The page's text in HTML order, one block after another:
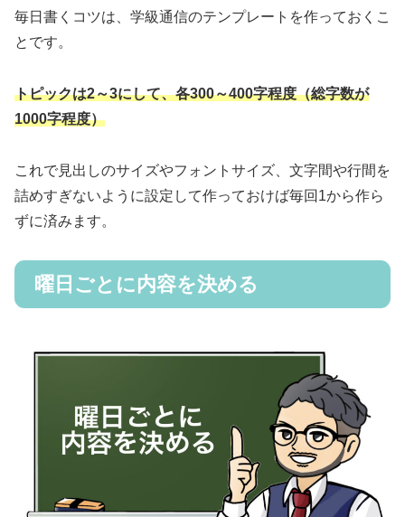
毎日書くコツは、学級通信のテンプレートを作っておくこ
とです。
トピックは2～3にして、各300～400字程度（総字数が
1000字程度）
これで見出しのサイズやフォントサイズ、文字間や行間を
詰めすぎないように設定して作っておけば毎回1から作ら
ずに済みます。
曜日ごとに内容を決める